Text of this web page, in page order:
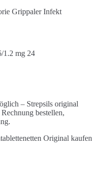
Grippaler Infekt
1.2 mg 24
– Strepsils original
bestellen,
Original kaufen